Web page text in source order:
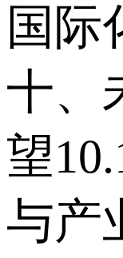
国际
十、
望
与产